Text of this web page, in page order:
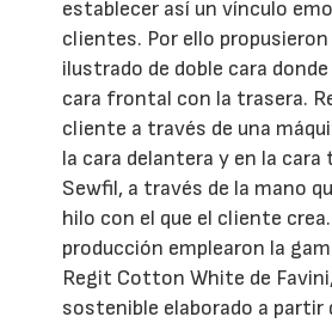
establecer así un vínculo
clientes. Por ello
ilustrado de doble cara
cara frontal con la trasera.
cliente a través de una
la cara delantera y en la cara
Sewfil, a través de la mano
hilo con el que el cliente crea.
producción emplearon la
Regit Cotton White de
sostenible elaborado a partir